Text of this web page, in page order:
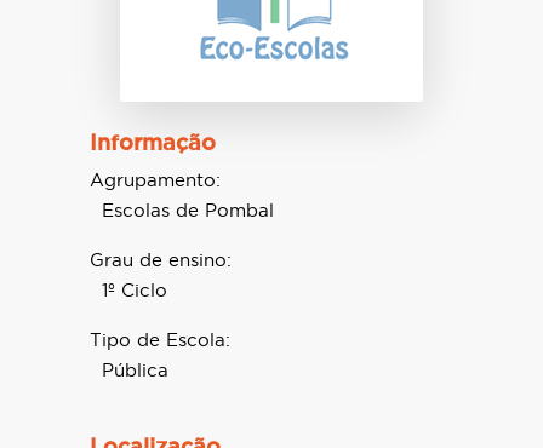
Informação
Agrupamento:
Escolas de Pombal
Grau de ensino:
1º Ciclo
Tipo de Escola:
Pública